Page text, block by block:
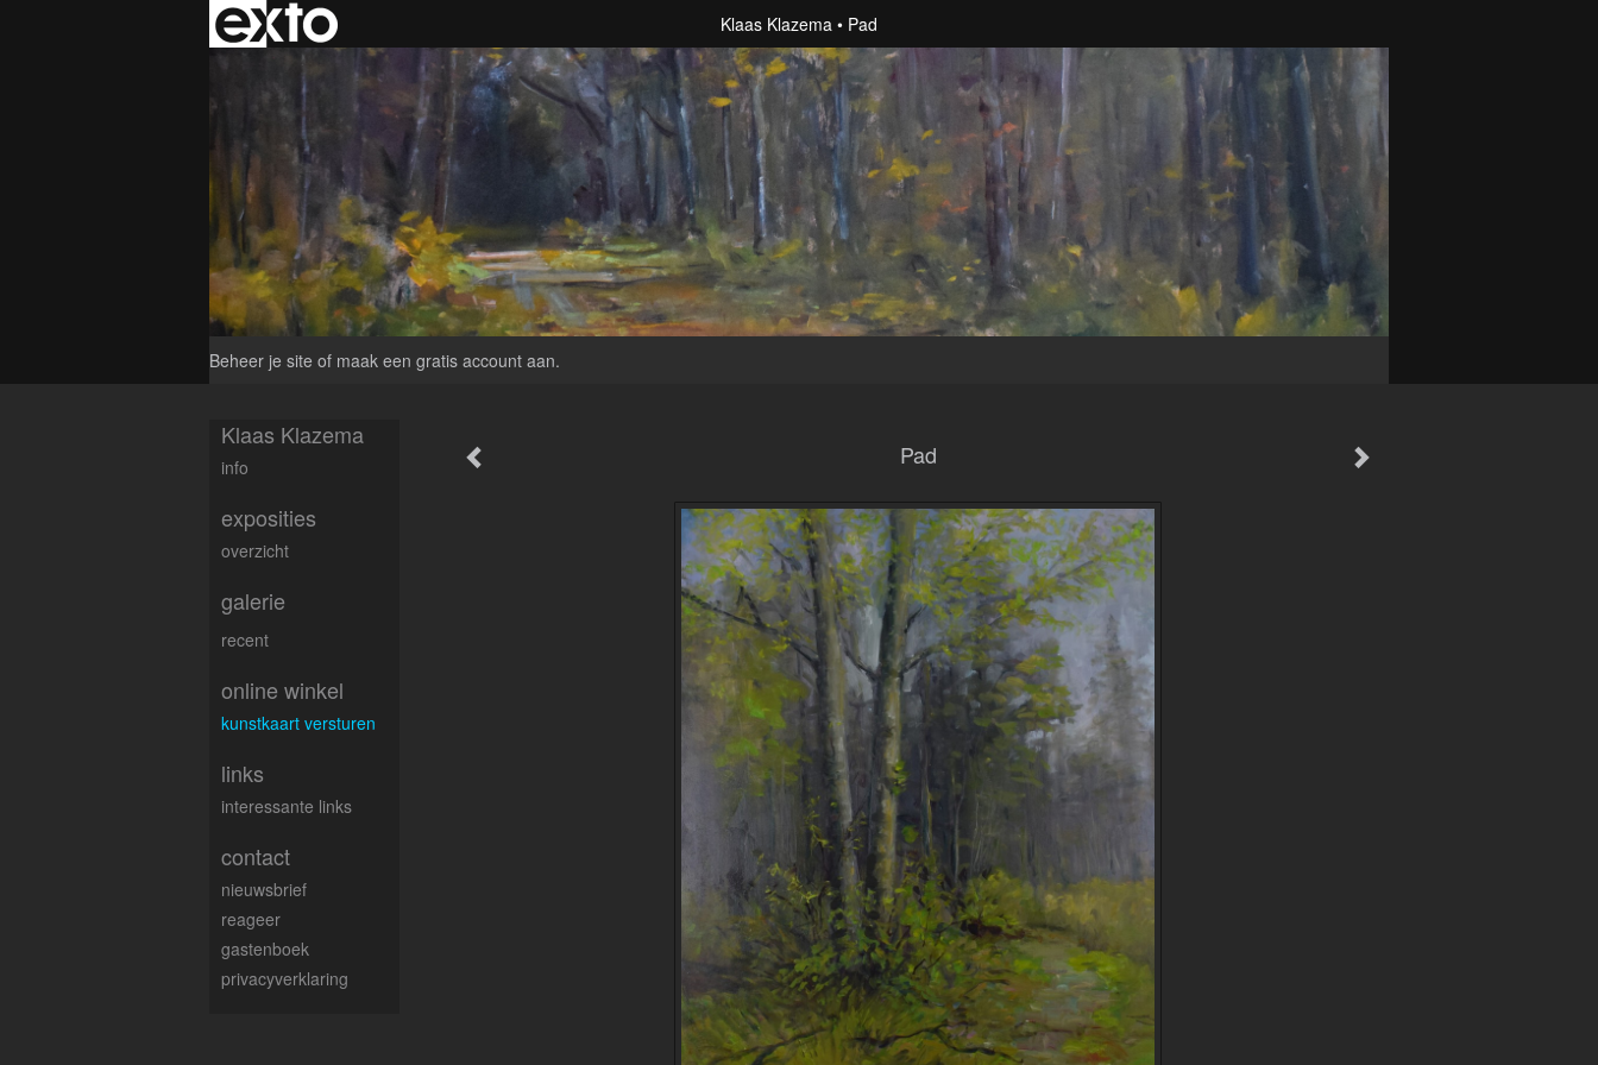
Klaas Klazema Pad
Beheer je site of maak een gratis account aan.
Pad
Klaas Klazema
info
exposities
overzicht
galerie
recent
online winkel
kunstkaart versturen
links
interessante links
contact
nieuwsbrief
reageer
gastenboek
privacyverklaring